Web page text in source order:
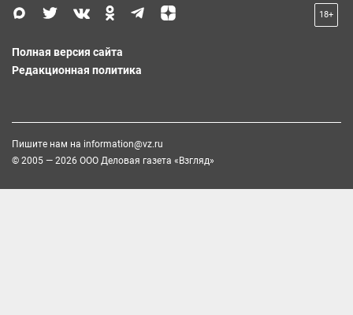
18+
Полная версия сайта
Редакционная политика
Пишите нам на information@vz.ru
© 2005 — 2026 ООО Деловая газета «Взгляд»